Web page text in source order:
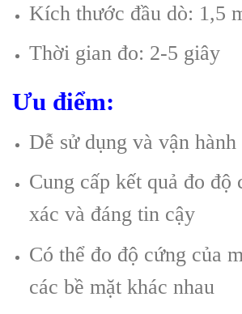
Kích thước đầu dò: 1,5
Thời gian đo: 2-5 giây
Ưu điểm:
Dễ sử dụng và vận hành
Cung cấp kết quả đo độ
xác và đáng tin cậy
Có thể đo độ cứng của
các bề mặt khác nhau